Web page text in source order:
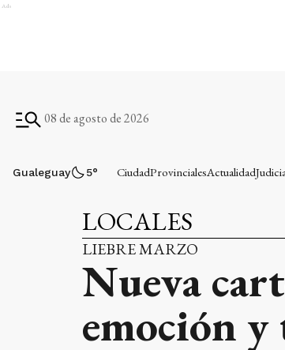
Ads
08 de agosto de 2026
Gualeguay 5° CiudadProvincialesActualidad
LOCALES
LIEBRE MARZO
Nueva
emoción